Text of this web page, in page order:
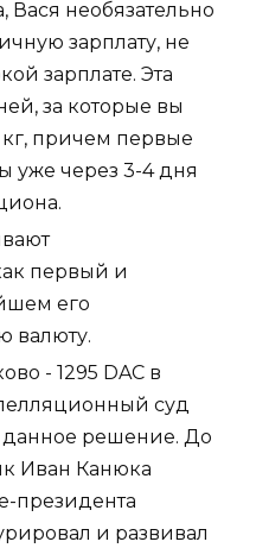
необязательно
зарплату, не
зарплате. Эта
за которые вы
кг, причем первые
уже через 3-4 дня
первый и
его
валюту.
- 1295 DAC в
суд
данное решение. До
Иван Канюка
президента
и развивал